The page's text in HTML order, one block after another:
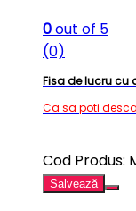
0out of 5
(0)
Fisa de lucru cu
Ca sa poti
Cod Produs:
Salvează